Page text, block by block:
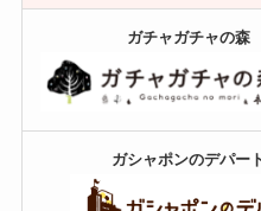
ガチャガチャの森
ガシャポンのデパー